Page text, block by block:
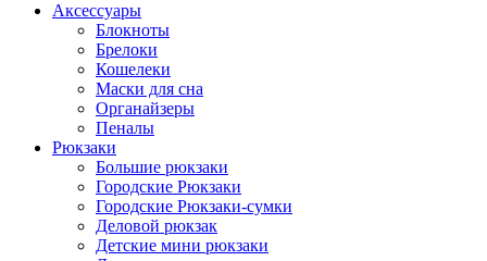
Аксессуары
Блокноты
Брелоки
Кошелеки
Маски для сна
Органайзеры
Пеналы
Рюкзаки
Большие рюкзаки
Городские Рюкзаки
Городские Рюкзаки-сумки
Деловой рюкзак
Детские мини рюкзаки